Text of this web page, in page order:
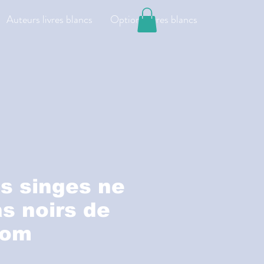
Auteurs livres blancs Options livres blancs
singes ne
noirs de